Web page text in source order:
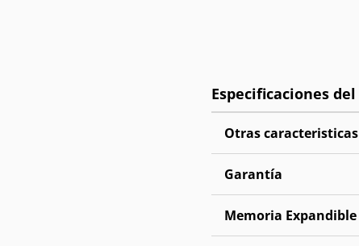
Otras caracteristicas
Garantía
Memoria Expandible